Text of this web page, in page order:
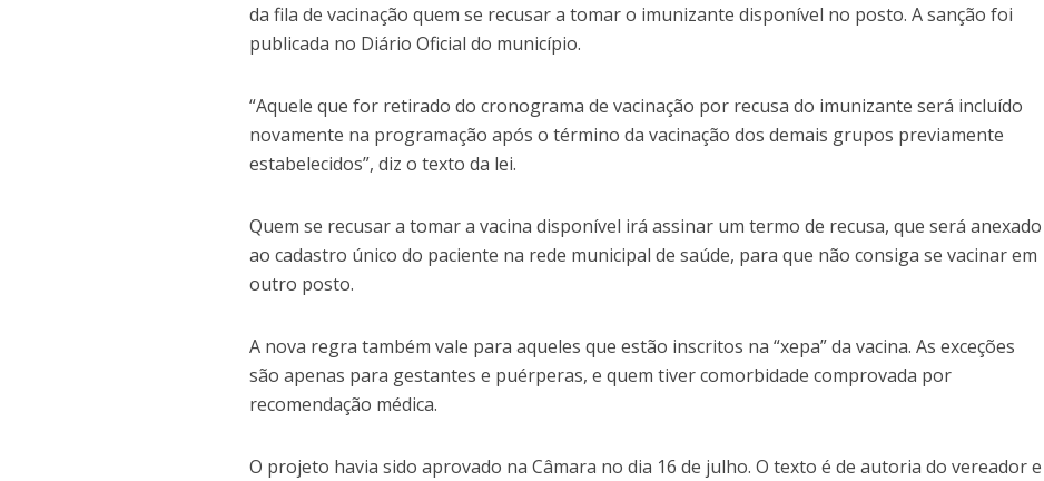
da fila de vacinação quem se recusar a tomar o imunizante disponível no posto. A sanção foi
publicada no Diário Oficial do município.
“Aquele que for retirado do cronograma de vacinação por recusa do imunizante será incluído
novamente na programação após o término da vacinação dos demais grupos previamente
estabelecidos”, diz o texto da lei.
Quem se recusar a tomar a vacina disponível irá assinar um termo de recusa, que será anexado
ao cadastro único do paciente na rede municipal de saúde, para que não consiga se vacinar em
outro posto.
A nova regra também vale para aqueles que estão inscritos na “xepa” da vacina. As exceções
são apenas para gestantes e puérperas, e quem tiver comorbidade comprovada por
recomendação médica.
O projeto havia sido aprovado na Câmara no dia 16 de julho. O texto é de autoria do vereador e